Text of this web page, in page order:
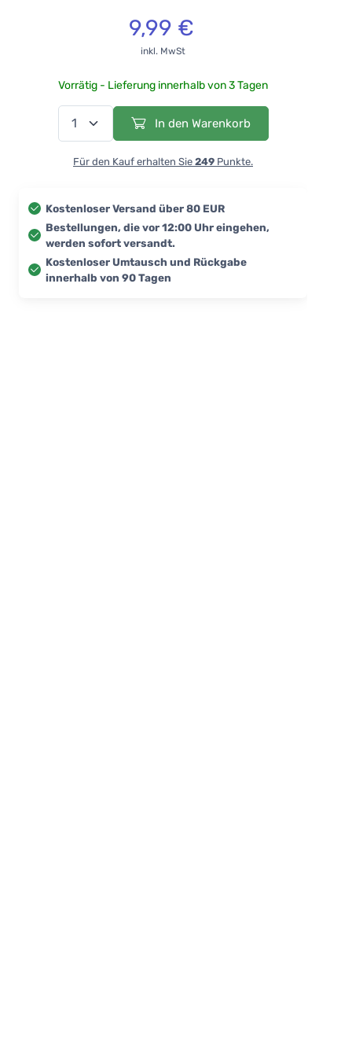
9,99 €
inkl. MwSt
Vorrätig - Lieferung innerhalb von 3 Tagen
In den Warenkorb
Für den Kauf erhalten Sie 249 Punkte.
Kostenloser Versand über 80 EUR
Bestellungen, die vor 12:00 Uhr eingehen,
werden sofort versandt.
Kostenloser Umtausch und Rückgabe
innerhalb von 90 Tagen